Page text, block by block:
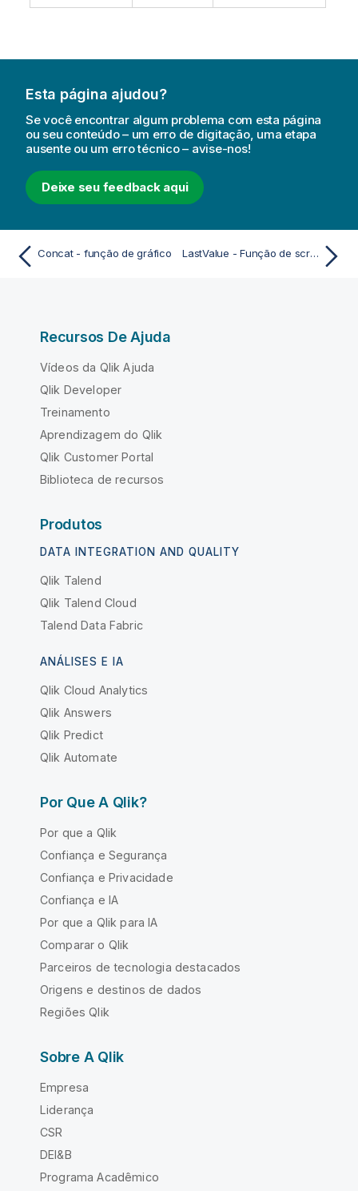
Esta página ajudou?
Se você encontrar algum problema com esta página
ou seu conteúdo – um erro de digitação, uma etapa
ausente ou um erro técnico – avise-nos!
Deixe seu feedback aqui
Concat - função de gráfico LastValue - Função de script
Recursos De Ajuda
Vídeos da Qlik Ajuda
Qlik Developer
Treinamento
Aprendizagem do Qlik
Qlik Customer Portal
Biblioteca de recursos
Produtos
DATA INTEGRATION AND QUALITY
Qlik Talend
Qlik Talend Cloud
Talend Data Fabric
ANÁLISES E IA
Qlik Cloud Analytics
Qlik Answers
Qlik Predict
Qlik Automate
Por Que A Qlik?
Por que a Qlik
Confiança e Segurança
Confiança e Privacidade
Confiança e IA
Por que a Qlik para IA
Comparar o Qlik
Parceiros de tecnologia destacados
Origens e destinos de dados
Regiões Qlik
Sobre A Qlik
Empresa
Liderança
CSR
DEI&B
Programa Acadêmico